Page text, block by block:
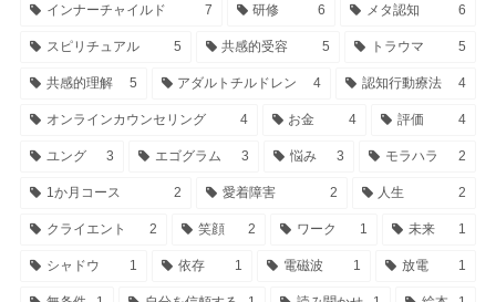
インナーチャイルド 7 研修 6 メタ認知 6
スピリチュアル 5 共感的受容 5 トラウマ 5
共感的理解 5 アダルトチルドレン 4 認知行動療法 4
オンラインカウンセリング 4 お金 4 評価 4
ユング 3 エゴグラム 3 悩み 3 モラハラ 2
1か月コース 2 愛着障害 2 人生 2
クライエント 2 笑顔 2 ワーク 1 未来 1
シャドウ 1 依存 1 電磁波 1 放電 1